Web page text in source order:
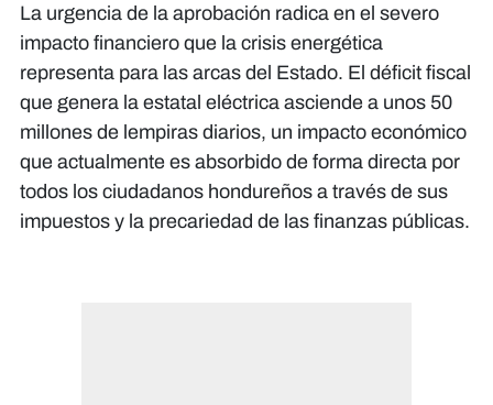
La urgencia de la aprobación radica en el severo
impacto financiero que la crisis energética
representa para las arcas del Estado. El déficit fiscal
que genera la estatal eléctrica asciende a unos 50
millones de lempiras diarios, un impacto económico
que actualmente es absorbido de forma directa por
todos los ciudadanos hondureños a través de sus
impuestos y la precariedad de las finanzas públicas.